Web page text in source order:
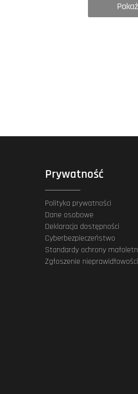
Prywatność
Polityka prywatności
Dane osobowe
Deklaracja dostępności
Cyberbezpieczeństwo
Standardy ochrony
Zgłoszenie